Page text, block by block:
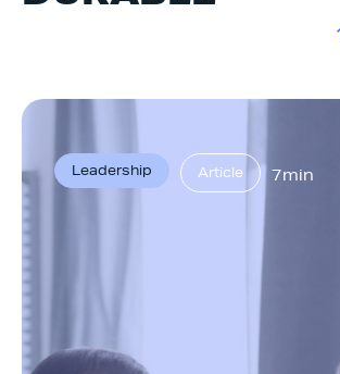
Leadership Article 7min